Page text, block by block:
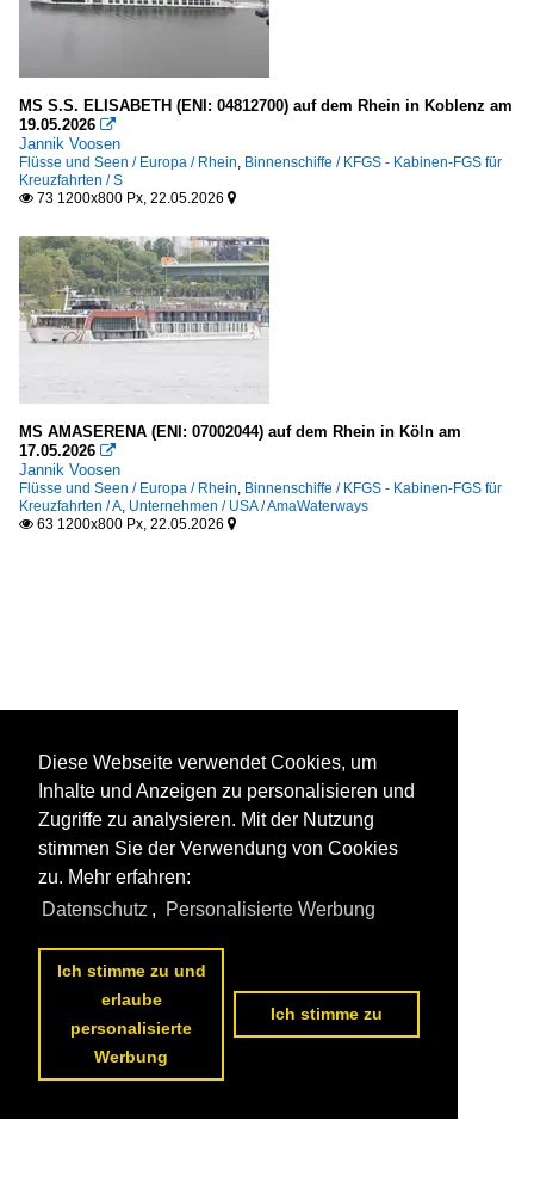
MS S.S. ELISABETH (ENI: 04812700) auf dem Rhein in Koblenz am
19.05.2026 
Jannik Voosen
Flüsse und Seen / Europa / Rhein, Binnenschiffe / KFGS - Kabinen-FGS für
Kreuzfahrten / S
 73 1200x800 Px, 22.05.2026 
MS AMASERENA (ENI: 07002044) auf dem Rhein in Köln am
17.05.2026 
Jannik Voosen
Flüsse und Seen / Europa / Rhein, Binnenschiffe / KFGS - Kabinen-FGS für
Kreuzfahrten / A, Unternehmen / USA / AmaWaterways
 63 1200x800 Px, 22.05.2026 
Diese Webseite verwendet Cookies, um
Inhalte und Anzeigen zu personalisieren und
Zugriffe zu analysieren. Mit der Nutzung
stimmen Sie der Verwendung von Cookies
zu. Mehr erfahren:
Datenschutz , Personalisierte Werbung
Ich stimme zu und
erlaube
personalisierte
Werbung
Ich stimme zu